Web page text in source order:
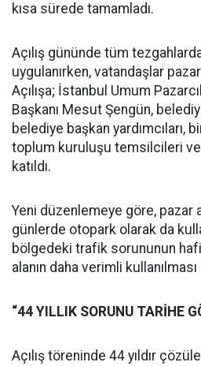
kısa sürede tamamladı.
Açılış gününde tüm
uygulanırken, vatandaşlar
Açılışa; İstanbul Umum
Başkanı Mesut Şengün,
belediye başkan yardımcıları,
toplum kuruluşu temsilcileri ve
katıldı.
Yeni düzenlemeye göre, pazar
günlerde otopark olarak da
bölgedeki trafik sorununun
alanın daha verimli
“44 YILLIK SORUNU TARİHE
Açılış töreninde 44 yıldır